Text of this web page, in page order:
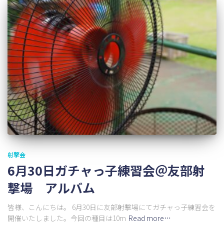
射撃会
6月30日ガチャっ子練習会＠友部射
撃場 アルバム
皆様、こんにちは。 6月30日に友部射撃場にてガチャっ子練習会を
開催いたしました。今回の種目は10m Read more…